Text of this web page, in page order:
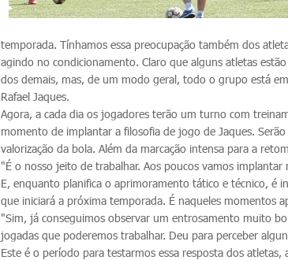
temporada. Tínhamos essa preocupação também dos
agindo no condicionamento. Claro que alguns atletas
dos demais, mas, de um modo geral, todo o grupo está
Rafael Jaques.
Agora, a cada dia os jogadores terão um turno com
momento de implantar a filosofia de jogo de Jaques.
valorização da bola. Além da marcação intensa para a
"É o nosso jeito de trabalhar. Aos poucos vamos
E, enquanto planifica o aprimoramento tático e técnico, é
que iniciará a próxima temporada. É naqueles momentos
"Sim, já conseguimos observar um entrosamento muito
jogadas que poderemos trabalhar. Deu para perceber
Este é o período para testarmos essa resposta dos